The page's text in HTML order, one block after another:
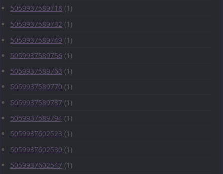
5059937589718 (1)
5059937589732 (1)
5059937589749 (1)
5059937589756 (1)
5059937589763 (1)
5059937589770 (1)
5059937589787 (1)
5059937589794 (1)
5059937602523 (1)
5059937602530 (1)
5059937602547 (1)